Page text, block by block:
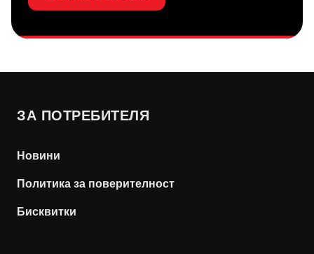
ЗА ПОТРЕБИТЕЛЯ
Новини
Политика за поверителност
Бисквитки